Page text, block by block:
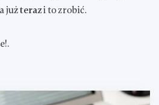
jużterazi to zrobić.